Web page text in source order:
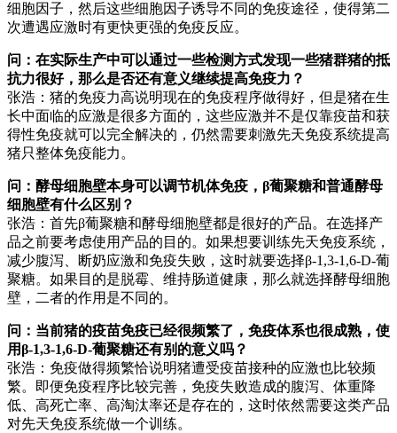
细胞因子，然后这些细胞因子诱导不同的免疫途径，使得第二
次遭遇应激时有更快更强的免疫反应。
问：在实际生产中可以通过一些检测方式发现一些猪群猪的抵
抗力很好，那么是否还有意义继续提高免疫力？
张浩：猪的免疫力高说明现在的免疫程序做得好，但是猪在生
长中面临的应激是很多方面的，这些应激并不是仅靠疫苗和获
得性免疫就可以完全解决的，仍然需要刺激先天免疫系统提高
猪只整体免疫能力。
问：酵母细胞壁本身可以调节机体免疫，β葡聚糖和普通酵母
细胞壁有什么区别？
张浩：首先β葡聚糖和酵母细胞壁都是很好的产品。在选择产
品之前要考虑使用产品的目的。如果想要训练先天免疫系统，
减少腹泻、断奶应激和免疫失败，这时就要选择β-1,3-1,6-D-葡
聚糖。如果目的是脱霉、维持肠道健康，那么就选择酵母细胞
壁，二者的作用是不同的。
问：当前猪的疫苗免疫已经很频繁了，免疫体系也很成熟，使
用β-1,3-1,6-D-葡聚糖还有别的意义吗？
张浩：免疫做得频繁恰说明猪遭受疫苗接种的应激也比较频
繁。即便免疫程序比较完善，免疫失败造成的腹泻、体重降
低、高死亡率、高淘汰率还是存在的，这时依然需要这类产品
对先天免疫系统做一个训练。